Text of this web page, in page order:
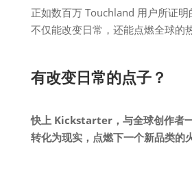
正如数百万 Touchland 用户所证
不仅能改变日常，还能点燃全球的热
有改变日常的点子？
快上 Kickstarter，与全球创作者
转化为现实，点燃下一个新品类的